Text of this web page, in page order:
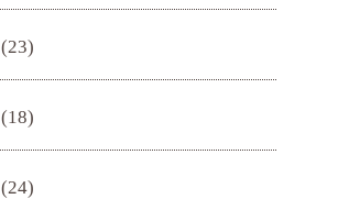
(23)
(18)
(24)